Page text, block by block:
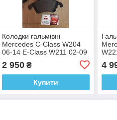
Колодки гальмівні
Mercedes C-Class W204
06-14 E-Class W211 02-09
W212 09-, Mercedes SLK-
Class 0054201020
2 950₴
Купити
4